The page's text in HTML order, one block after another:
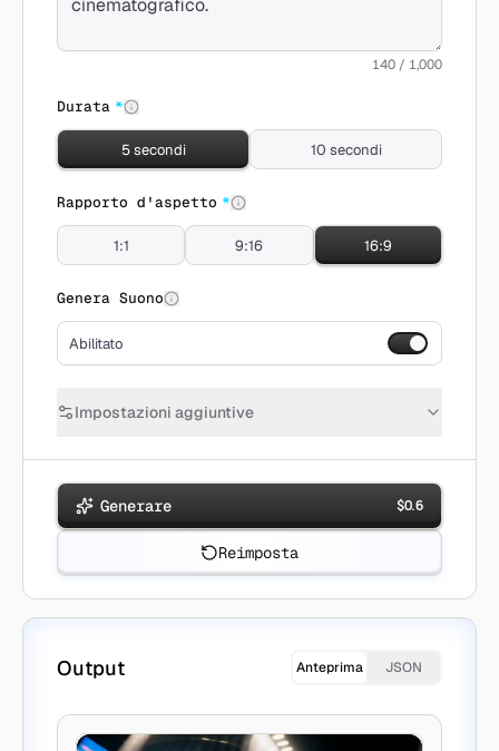
140 / 1,000
Durata *
5 secondi 10 secondi
Rapporto d'aspetto *
1:1 9:16 16:9
Genera Suono
Abilitato
Impostazioni aggiuntive
Generare $0.6
Reimposta
Output Anteprima JSON